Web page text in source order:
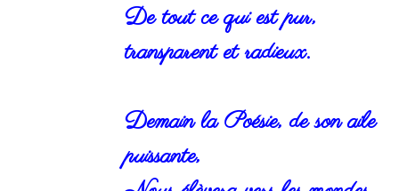
De tout ce qui est pur,
transparent et radieux.
Demain la Poésie, de son aile
puissante,